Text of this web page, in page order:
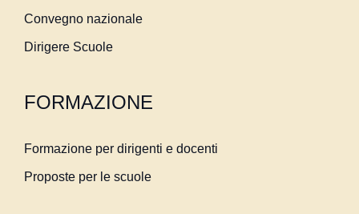
Convegno nazionale
Dirigere Scuole
FORMAZIONE
Formazione per dirigenti e docenti
Proposte per le scuole